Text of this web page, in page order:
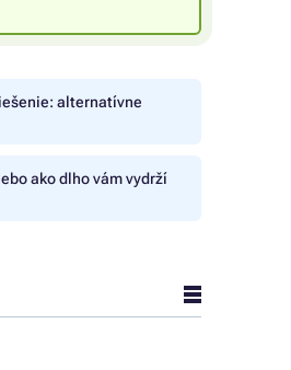
alternatívne
ako dlho vám vydrží